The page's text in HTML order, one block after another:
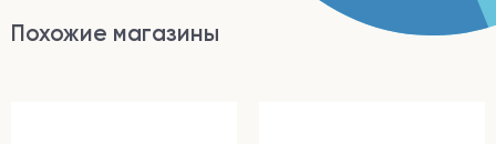
Похожие магазины